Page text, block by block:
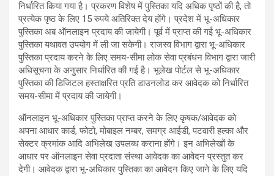
निर्धारित किया गया है। प्रकरण विशेष में पुस्तिका यदि अधिक पृष्ठों की है, तो
प्रत्येक पृष्ठ के लिए 15 रुपये अतिरिक्त देय होंगे। प्रदेश में भू-अधिकार
पुस्तिका अब ऑनलाइन प्रदाय की जायेगी। पूर्व में प्राप्त की गई भू-अधिकार
पुस्तिका यथावत उपयोग में ली जा सकेगी। राजस्व विभाग द्वारा भू-अधिकार
पुस्तिका प्रदाय करने के लिए समय-सीमा लोक सेवा प्रबंधन विभाग द्वारा जारी
अधिसूचना के अनुसार निर्धारित की गई है। भूलेख पोर्टल से भू-अधिकार
पुस्तिका की डिजिटल हस्ताक्षरित प्रति डाउनलोड कर आवेदक को निर्धारित
समय-सीमा में प्रदाय की जायेगी।
ऑनलाइन भू-अधिकार पुस्तिका प्राप्त करने के लिए कृषक/आवेदक को
अपना आधार कार्ड, फोटो, मोबाइल नम्बर, समग्र आईडी, पटवारी हल्का और
सेक्टर क्रमांक आदि अभिलेख उपलब्ध कराना होंगे। इन अभिलेखों के
आधार पर ऑनलाइन सेवा प्रदाता संस्था आवेदक का आवेदन प्रस्तुत कर
देगी। आवेदक द्वारा भू-अधिकार पुस्तिका का आवेदन किए जाने के लिए यदि